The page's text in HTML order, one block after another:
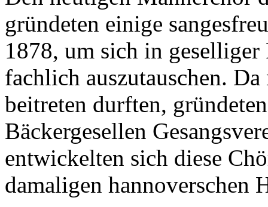
gründeten einige
1878, um sich in geselliger
fachlich auszutauschen.
beitreten durften,
Bäckergesellen
entwickelten sich diese
damaligen hannoverschen